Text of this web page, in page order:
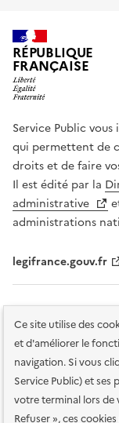
Ce site utilise des
et d'améliorer le
navigation. Si vous
Service Public) et ses
votre terminal lors de
Refuser », ces
RÉPUBLIQUE
FRANÇAISE
Service Public
qui permettent de
droits et de faire
Il est édité par la
administrative
administrations
legifrance.gouv.fr
Plan du site